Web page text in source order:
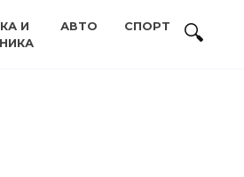
И
АВТО СПОРТ